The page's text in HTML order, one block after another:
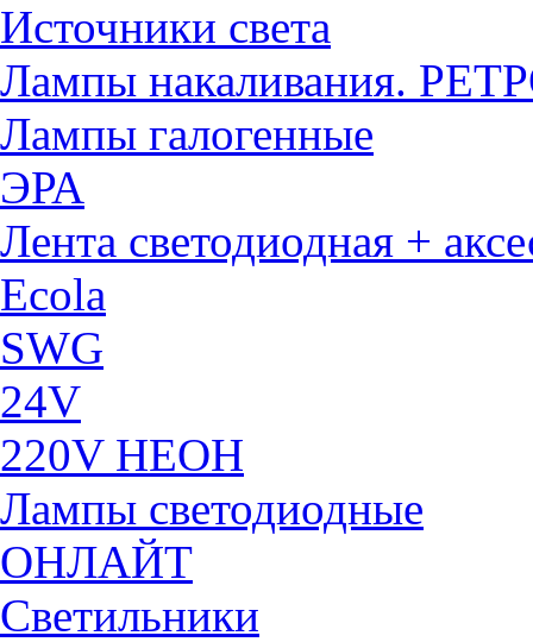
Источники света
Лампы накаливания.
Лампы галогенные
ЭРА
Лента светодиодная +
Ecola
SWG
24V
220V НЕОН
Лампы светодиодные
ОНЛАЙТ
Светильники